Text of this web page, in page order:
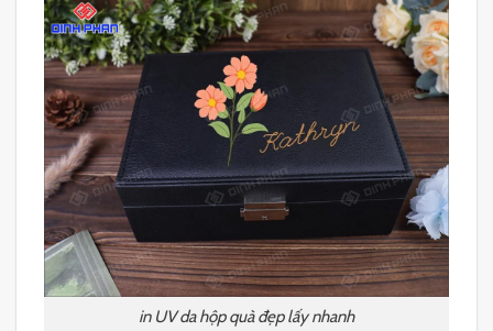
in UV da hộp quà đẹp lấy nhanh